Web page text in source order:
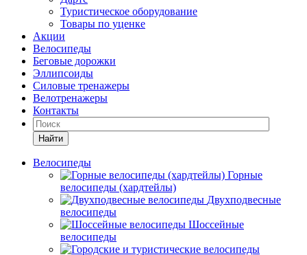
Туристическое оборудование
Товары по уценке
Акции
Велосипеды
Беговые дорожки
Эллипсоиды
Силовые тренажеры
Велотренажеры
Контакты
Найти
Велосипеды
Горные
велосипеды (хардтейлы)
Двухподвесные
велосипеды
Шоссейные
велосипеды